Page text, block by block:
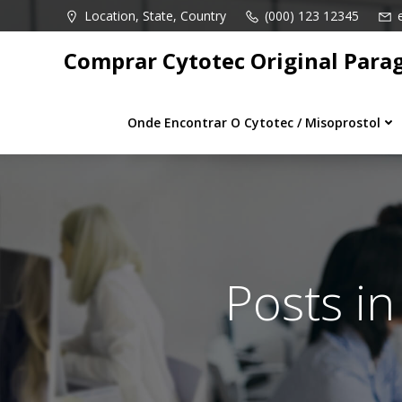
para
Location, State, Country (000) 123 12345
Comprar Cytotec Original
Onde Encontrar O Cytotec / Misoprostol
Posts